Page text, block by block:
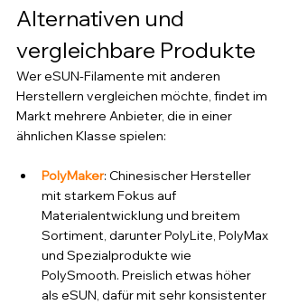
Alternativen und
vergleichbare Produkte
Wer eSUN-Filamente mit anderen
Herstellern vergleichen möchte, findet im
Markt mehrere Anbieter, die in einer
ähnlichen Klasse spielen:
PolyMaker: Chinesischer Hersteller
mit starkem Fokus auf
Materialentwicklung und breitem
Sortiment, darunter PolyLite, PolyMax
und Spezialprodukte wie
PolySmooth. Preislich etwas höher
als eSUN, dafür mit sehr konsistenter